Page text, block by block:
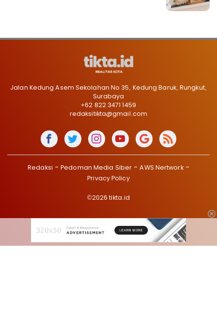
Jalan Kedung Asem Sekolahan No 35, Kedung Baruk, Rungkut,
Surabaya
+62 822 3471 1459
redaksitikta@gmail.com
Redaksi Pedoman Media Siber
AWS Nertwork
Privacy Policy
©2026 tikta.id